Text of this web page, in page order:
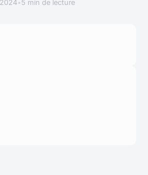
•5 min de lecture